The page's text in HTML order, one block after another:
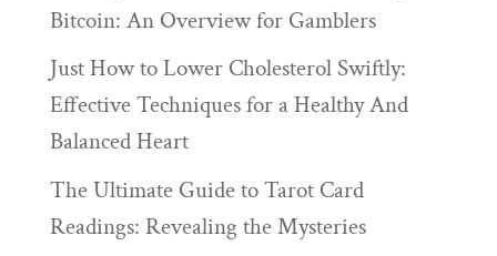
Bitcoin: An Overview for Gamblers
Just How to Lower Cholesterol Swiftly:
Effective Techniques for a Healthy And
Balanced Heart
The Ultimate Guide to Tarot Card
Readings: Revealing the Mysteries